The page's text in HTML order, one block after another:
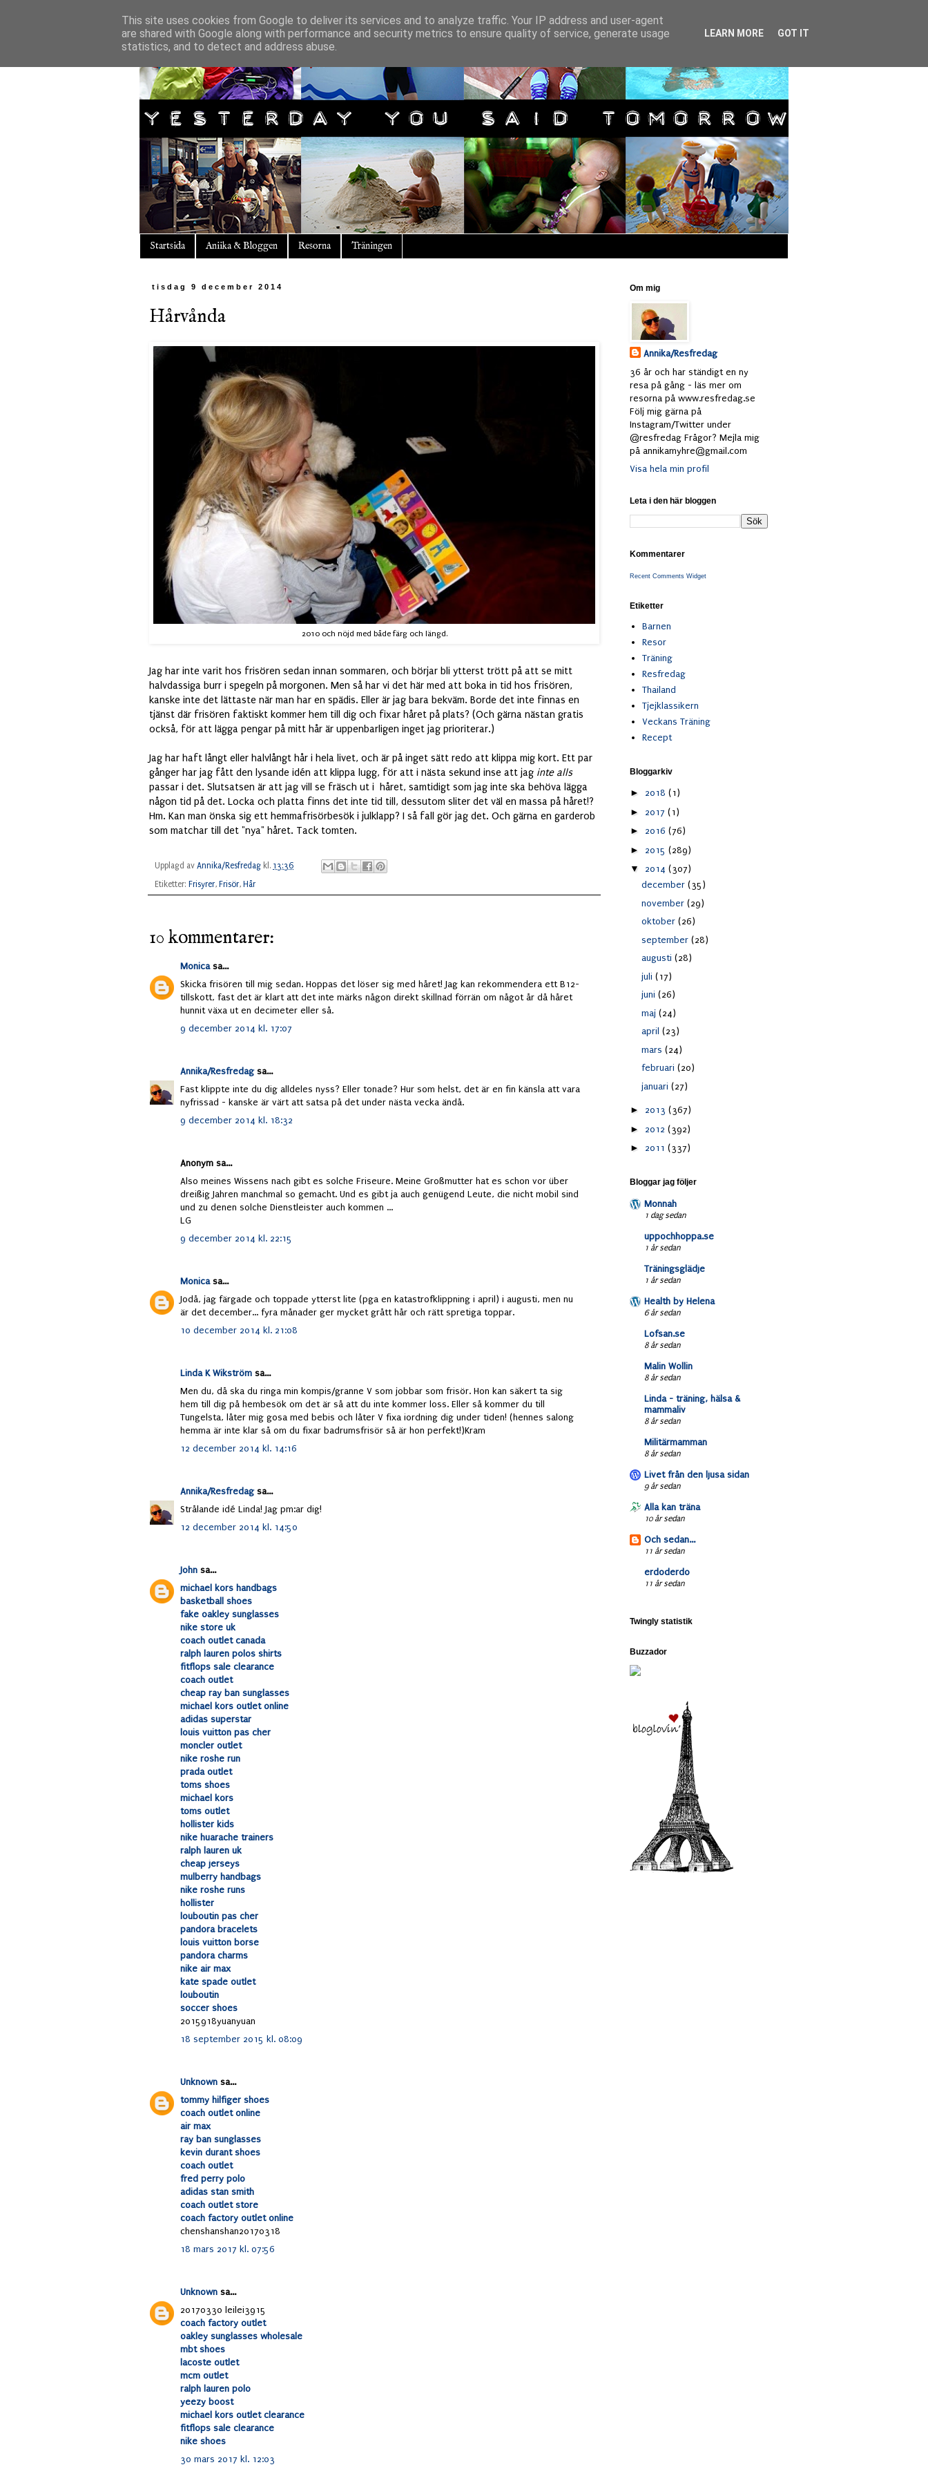
Startsida Aniika & Bloggen Resorna Träningen
tisdag 9 december 2014
Hårvånda
2010 och nöjd med både färg och längd.
Jag har inte varit hos frisören sedan innan sommaren, och börjar bli ytterst trött på att se mitt
halvdassiga burr i spegeln på morgonen. Men så har vi det här med att boka in tid hos frisören,
kanske inte det lättaste när man har en spädis. Eller är jag bara bekväm. Borde det inte finnas en
tjänst där frisören faktiskt kommer hem till dig och fixar håret på plats? (Och gärna nästan gratis
också, för att lägga pengar på mitt hår är uppenbarligen inget jag prioriterar.)
Jag har haft långt eller halvlångt hår i hela livet, och är på inget sätt redo att klippa mig kort. Ett par
gånger har jag fått den lysande idén att klippa lugg, för att i nästa sekund inse att jag inte alls
passar i det. Slutsatsen är att jag vill se fräsch ut i håret, samtidigt som jag inte ska behöva lägga
någon tid på det. Locka och platta finns det inte tid till, dessutom sliter det väl en massa på håret!?
Hm. Kan man önska sig ett hemmafrisörbesök i julklapp? I så fall gör jag det. Och gärna en garderob
som matchar till det "nya" håret. Tack tomten.
Upplagd av Annika/Resfredag kl. 13:36
Etiketter: Frisyrer, Frisör, Hår
10 kommentarer:
Monicasa...
Skicka frisören till mig sedan. Hoppas det löser sig med håret! Jag kan rekommendera ett B12-
tillskott, fast det är klart att det inte märks någon direkt skillnad förrän om något år då håret
hunnit växa ut en decimeter eller så.
9 december 2014 kl. 17:07
Annika/Resfredagsa...
Fast klippte inte du dig alldeles nyss? Eller tonade? Hur som helst, det är en fin känsla att vara
nyfrissad - kanske är värt att satsa på det under nästa vecka ändå.
9 december 2014 kl. 18:32
Anonym sa...
Also meines Wissens nach gibt es solche Friseure. Meine Großmutter hat es schon vor über
dreißig Jahren manchmal so gemacht. Und es gibt ja auch genügend Leute, die nicht mobil sind
und zu denen solche Dienstleister auch kommen ...
LG
9 december 2014 kl. 22:15
Monicasa...
Jodå, jag färgade och toppade ytterst lite (pga en katastrofklippning i april) i augusti, men nu
är det december... fyra månader ger mycket grått hår och rätt spretiga toppar.
10 december 2014 kl. 21:08
Linda K Wikström sa...
Men du, då ska du ringa min kompis/granne V som jobbar som frisör. Hon kan säkert ta sig
hem till dig på hembesök om det är så att du inte kommer loss. Eller så kommer du till
Tungelsta, låter mig gosa med bebis och låter V fixa iordning dig under tiden! (hennes salong
hemma är inte klar så om du fixar badrumsfrisör så är hon perfekt!)Kram
12 december 2014 kl. 14:16
Annika/Resfredagsa...
Strålande idé Linda! Jag pm:ar dig!
12 december 2014 kl. 14:50
John sa...
michael kors handbags
basketball shoes
fake oakley sunglasses
nike store uk
coach outlet canada
ralph lauren polos shirts
fitflops sale clearance
coach outlet
cheap ray ban sunglasses
michael kors outlet online
adidas superstar
louis vuitton pas cher
moncler outlet
nike roshe run
prada outlet
toms shoes
michael kors
toms outlet
hollister kids
nike huarache trainers
ralph lauren uk
cheap jerseys
mulberry handbags
nike roshe runs
hollister
louboutin pas cher
pandora bracelets
louis vuitton borse
pandora charms
nike air max
kate spade outlet
louboutin
soccer shoes
2015918yuanyuan
18 september 2015 kl. 08:09
Unknown sa...
tommy hilfiger shoes
coach outlet online
air max
ray ban sunglasses
kevin durant shoes
coach outlet
fred perry polo
adidas stan smith
coach outlet store
coach factory outlet online
chenshanshan20170318
18 mars 2017 kl. 07:56
Unknown sa...
20170330 leilei3915
coach factory outlet
oakley sunglasses wholesale
mbt shoes
lacoste outlet
mcm outlet
ralph lauren polo
yeezy boost
michael kors outlet clearance
fitflops sale clearance
nike shoes
30 mars 2017 kl. 12:03
Om mig
Annika/Resfredag
36 år och har ständigt en ny
resa på gång - läs mer om
resorna på www.resfredag.se
Följ mig gärna på
Instagram/Twitter under
@resfredag Frågor? Mejla mig
på annikamyhre@gmail.com
Visa hela min profil
Leta i den här bloggen
Kommentarer
Recent Comments Widget
Etiketter
Barnen
Resor
Träning
Resfredag
Thailand
Tjejklassikern
Veckans Träning
Recept
Bloggarkiv
► 2018 (1)
► 2017 (1)
► 2016 (76)
► 2015 (289)
▼ 2014 (307)
december (35)
november (29)
oktober (26)
september (28)
augusti (28)
juli (17)
juni (26)
maj (24)
april (23)
mars (24)
februari (20)
januari (27)
► 2013 (367)
► 2012 (392)
► 2011 (337)
Bloggar jag följer
Monnah
1 dag sedan
uppochhoppa.se
1 år sedan
Träningsglädje
1 år sedan
Health by Helena
6 år sedan
Lofsan.se
8 år sedan
Malin Wollin
8 år sedan
Linda - träning, hälsa &
mammaliv
8 år sedan
Militärmamman
8 år sedan
Livet från den ljusa sidan
9 år sedan
Alla kan träna
10 år sedan
Och sedan...
11 år sedan
erdoderdo
11 år sedan
Twingly statistik
Buzzador
This site uses cookies from Google to deliver its services and to analyze traffic. Your IP address and user-agent
are shared with Google along with performance and security metrics to ensure quality of service, generate usage
statistics, and to detect and address abuse.
LEARN MORE GOT IT